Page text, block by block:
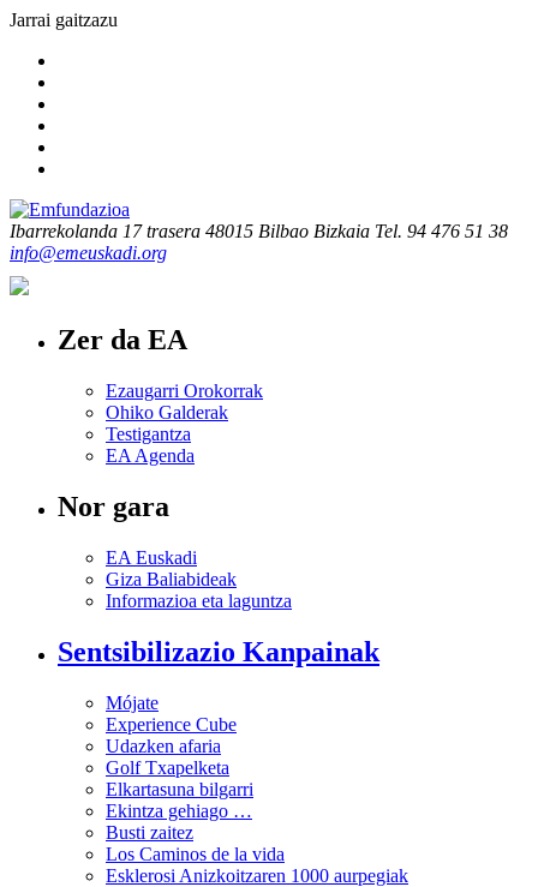
Jarrai gaitzazu
Ibarrekolanda 17 trasera 48015 Bilbao Bizkaia Tel. 94 476 51 38
info@emeuskadi.org
Zer da EA
Ezaugarri Orokorrak
Ohiko Galderak
Testigantza
EA Agenda
Nor gara
EA Euskadi
Giza Baliabideak
Informazioa eta laguntza
Sentsibilizazio Kanpainak
Mójate
Experience Cube
Udazken afaria
Golf Txapelketa
Elkartasuna bilgarri
Ekintza gehiago …
Busti zaitez
Los Caminos de la vida
Esklerosi Anizkoitzaren 1000 aurpegiak